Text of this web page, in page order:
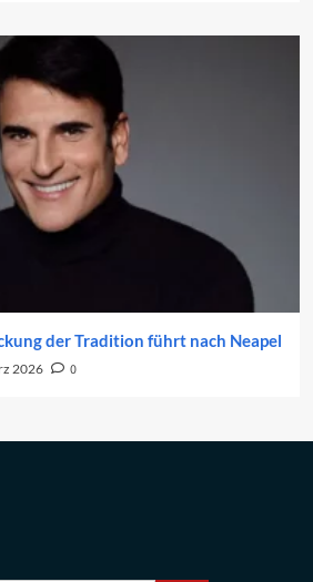
der Tradition führt nach Neapel
2026 0